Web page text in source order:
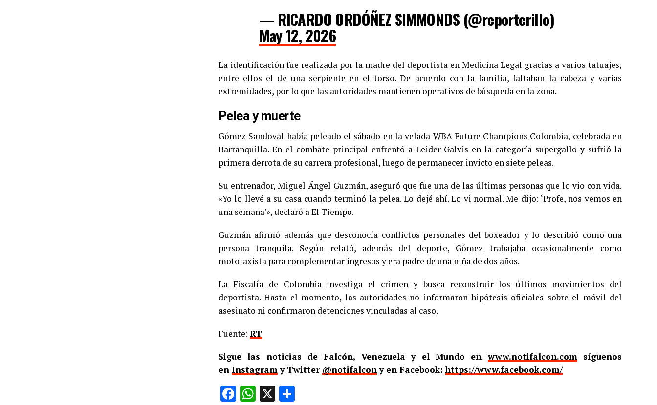
— RICARDO ORDÓÑEZ SIMMONDS (@reporterillo)
May 12, 2026
La identificación fue realizada por la madre del deportista en Medicina Legal gracias a varios tatuajes,
entre ellos el de una serpiente en el torso. De acuerdo con la familia, faltaban la cabeza y varias
extremidades, por lo que las autoridades mantienen operativos de búsqueda en la zona.
Pelea y muerte
Gómez Sandoval había peleado el sábado en la velada WBA Future Champions Colombia, celebrada en
Barranquilla. En el combate principal enfrentó a Leider Galvis en la categoría supergallo y sufrió la
primera derrota de su carrera profesional, luego de permanecer invicto en siete peleas.
Su entrenador, Miguel Ángel Guzmán, aseguró que fue una de las últimas personas que lo vio con vida.
«Yo lo llevé a su casa cuando terminó la pelea. Lo dejé ahí. Lo vi normal. Me dijo: ‘Profe, nos vemos en
una semana'», declaró a El Tiempo.
Guzmán afirmó además que desconocía conflictos personales del boxeador y lo describió como una
persona tranquila. Según relató, además del deporte, Gómez trabajaba ocasionalmente como
mototaxista para complementar ingresos y era padre de una niña de dos años.
La Fiscalía de Colombia investiga el crimen y busca reconstruir los últimos movimientos del
deportista. Hasta el momento, las autoridades no informaron hipótesis oficiales sobre el móvil del
asesinato ni confirmaron detenciones vinculadas al caso.
Fuente: RT
Sigue las noticias de Falcón, Venezuela y el Mundo enwww.notifalcon.comsíguenos
en Instagramy Twitter @notifalcony en Facebook:https://www.facebook.com/
Facebook
WhatsApp
X